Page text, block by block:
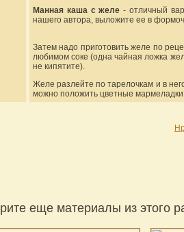
Манная каша с желе - отличный
нашего автора, выложите ее в
Затем надо приготовить желе по
любимом соке (одна чайная ложка
не кипятите).
Желе разлейте по тарелочкам и в
можно положить цветные мармеладки
еще материалы из этого